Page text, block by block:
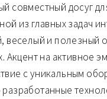
совместный досуг
из главных задач
веселый и полезный
Акцент на активное
с уникальным